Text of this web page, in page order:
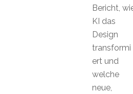
Bericht,
KI das
Design
transformi
ert und
welche
neue,